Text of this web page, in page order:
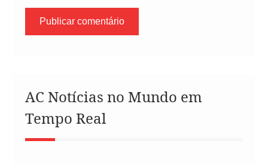
AC Notícias no Mundo em
Tempo Real